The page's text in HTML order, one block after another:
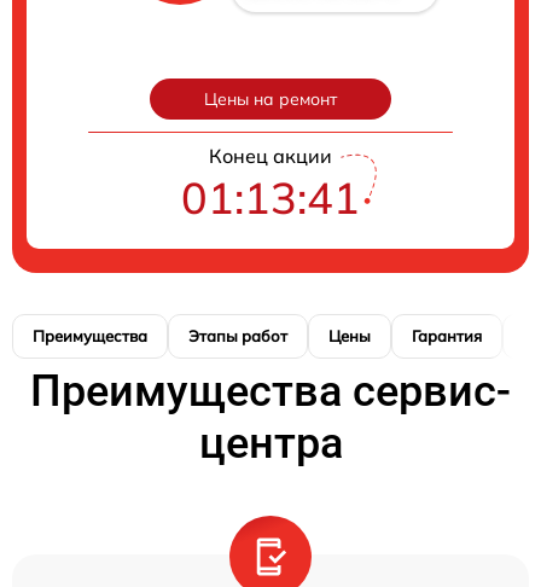
Цены на ремонт
Конец акции
01:13:40
Преимущества Этапы работ Цены Гарантия
Преимущества сервис-
центра